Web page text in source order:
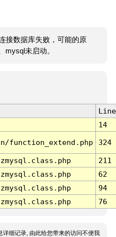
接数据库失败，可能的原
mysql未启动。
Line
14
function_extend.php 324
211
62
94
76
详细记录, 由此给您带来的访问不便我